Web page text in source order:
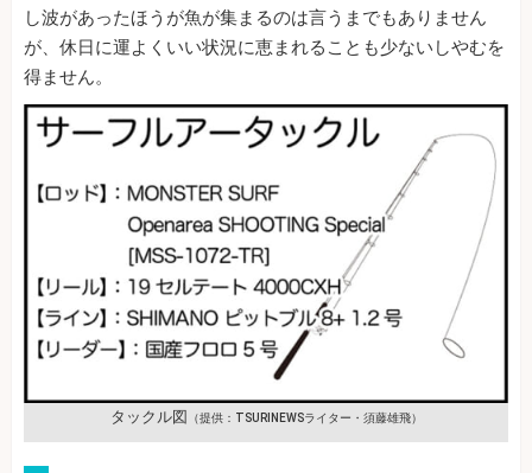
し波があったほうが魚が集まるのは言うまでもありません
が、休日に運よくいい状況に恵まれることも少ないしやむを
得ません。
タックル図 （提供：TSURINEWSライター・須藤雄飛）